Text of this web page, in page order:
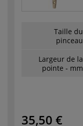
Taille du
pinceau
Largeur de la
pointe - mm
35,50 €